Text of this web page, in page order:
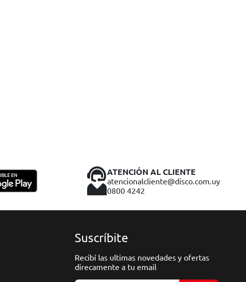
ATENCIÓN AL CLIENTE
atencionalcliente@disco.com.uy
0800 4242
Suscríbite
Recibí las ultimas novedades y ofertas
direcamente a tu email